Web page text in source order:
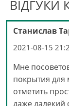
ВІДГУКИ
Станислав
2021-08-15
Мне
покрытия для
отметить
даже далекий